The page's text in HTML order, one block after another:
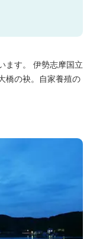
ます。 伊勢志摩国立
橋の袂。自家養殖の